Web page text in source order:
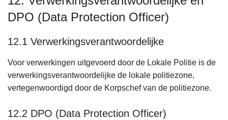
DPO (Data Protection Officer)
12.1 Verwerkingsverantwoordelijke
Voor verwerkingen uitgevoerd door de Lokale Politie is de
verwerkingsverantwoordelijke de lokale politiezone,
vertegenwoordigd door de Korpschef van de politiezone.
12.2 DPO (Data Protection Officer)